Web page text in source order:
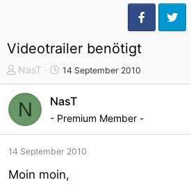
Videotrailer benötigt
T
h
e
m
e
s
t
NasT
S
t
a
r
a
t
14 September 2010
N NasT
- Premium Member -
14 September 2010
Moin moin,